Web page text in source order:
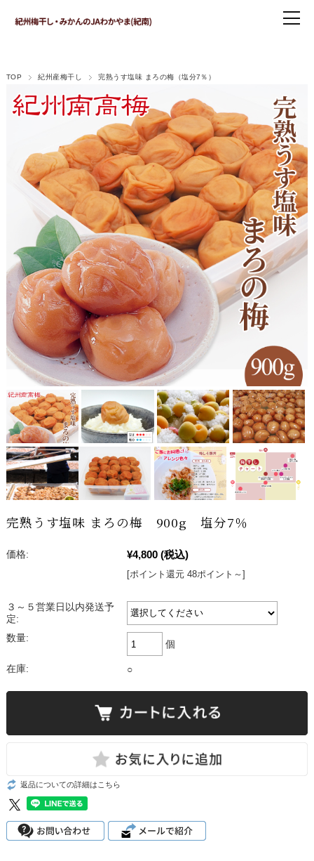
TOP 紀州産梅干し 完熟うす塩味 まろの梅（塩分7％）
完熟うす塩味 まろの梅 900g 塩分7％
価格: ¥4,800 (税込)
[ポイント還元 48ポイント～]
３～５営業日以内発送予
定:
数量:
個
在庫: ○
返品についての詳細はこちら